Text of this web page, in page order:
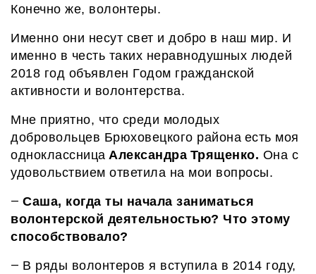
Конечно же, волонтеры.
Именно они несут свет и добро в наш мир. И
именно в честь таких неравнодушных людей
2018 год объявлен Годом гражданской
активности и волонтерства.
Мне приятно, что среди молодых
добровольцев Брюховецкого района есть моя
одноклассница Александра Трященко. Она с
удовольствием ответила на мои вопросы.
— Саша, когда ты начала заниматься
волонтерской деятельностью? Что этому
способствовало?
— В ряды волонтеров я вступила в 2014 году,